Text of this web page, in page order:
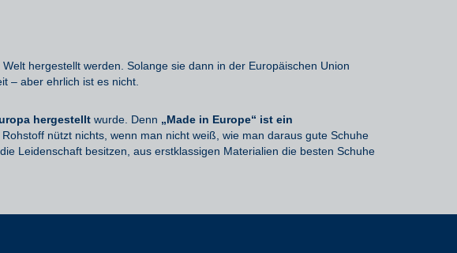
hergestellt werden. Solange sie dann in der Europäischen Union
– aber ehrlich ist es nicht.
hergestellt wurde. Denn „Made in Europe“ ist ein
nützt nichts, wenn man nicht weiß, wie man daraus gute Schuhe
Leidenschaft besitzen, aus erstklassigen Materialien die besten Schuhe